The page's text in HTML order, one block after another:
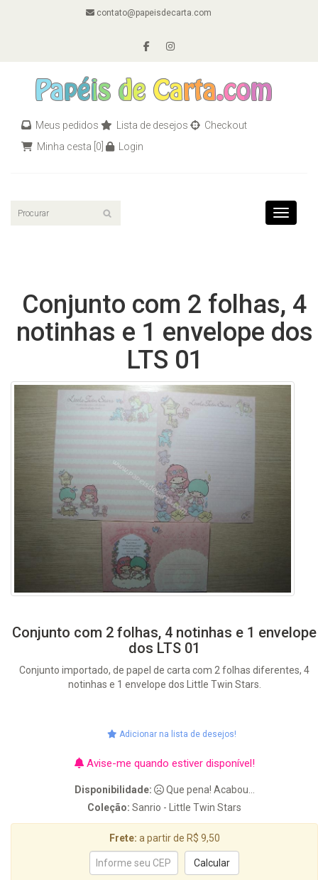
contato@papeisdecarta.com
Meus pedidos Lista de desejos
Checkout
Minha cesta [0] Login
Toggle
Conjunto com 2 folhas, 4
notinhas e 1 envelope dos
LTS 01
Conjunto com 2 folhas, 4 notinhas e 1 envelope
dos LTS 01
Conjunto importado, de papel de carta com 2 folhas diferentes, 4
notinhas e 1 envelope dos Little Twin Stars.
Adicionar na lista de desejos!
Avise-me quando estiver disponível!
Disponibilidade:
Que pena! Acabou...
Coleção: Sanrio - Little Twin Stars
Frete: a partir de R$ 9,50